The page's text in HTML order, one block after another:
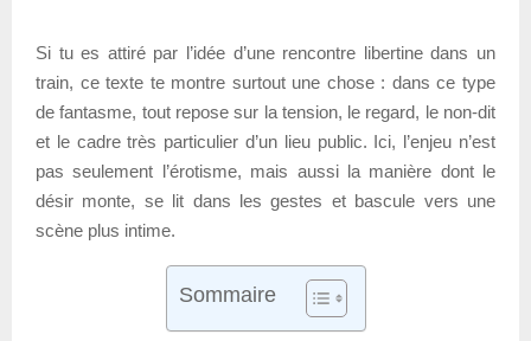
Si tu es attiré par l’idée d’une rencontre libertine dans un
train, ce texte te montre surtout une chose : dans ce type
de fantasme, tout repose sur la tension, le regard, le non-dit
et le cadre très particulier d’un lieu public. Ici, l’enjeu n’est
pas seulement l’érotisme, mais aussi la manière dont le
désir monte, se lit dans les gestes et bascule vers une
scène plus intime.
Sommaire